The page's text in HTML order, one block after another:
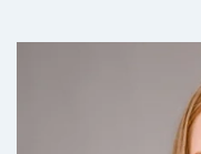
Гончарик
Вікторович